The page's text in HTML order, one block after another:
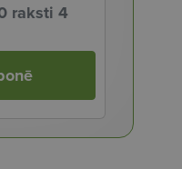
raksti 4